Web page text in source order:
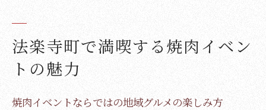
法楽寺町で満喫する焼肉イベン
トの魅力
焼肉イベントならではの地域グルメの楽しみ方